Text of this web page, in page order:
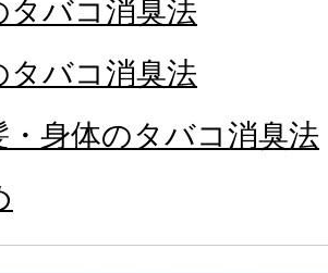
バコ消臭法
バコ消臭法
身体のタバコ消臭法